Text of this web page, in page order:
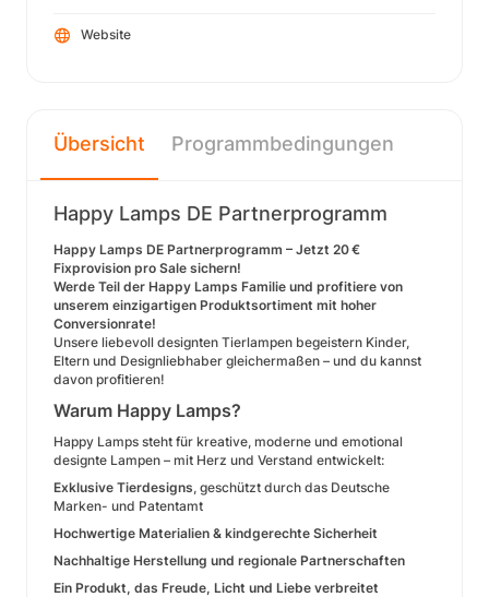
Website
Übersicht Programmbedingungen
Happy Lamps DE Partnerprogramm
Happy Lamps DE Partnerprogramm – Jetzt 20 €
Fixprovision pro Sale sichern!
Werde Teil der Happy Lamps Familie und profitiere von
unserem einzigartigen Produktsortiment mit hoher
Conversionrate!
Unsere liebevoll designten Tierlampen begeistern Kinder,
Eltern und Designliebhaber gleichermaßen – und du kannst
davon profitieren!
Warum Happy Lamps?
Happy Lamps steht für kreative, moderne und emotional
designte Lampen – mit Herz und Verstand entwickelt:
Exklusive Tierdesigns, geschützt durch das Deutsche
Marken- und Patentamt
Hochwertige Materialien & kindgerechte Sicherheit
Nachhaltige Herstellung und regionale Partnerschaften
Ein Produkt, das Freude, Licht und Liebe verbreitet